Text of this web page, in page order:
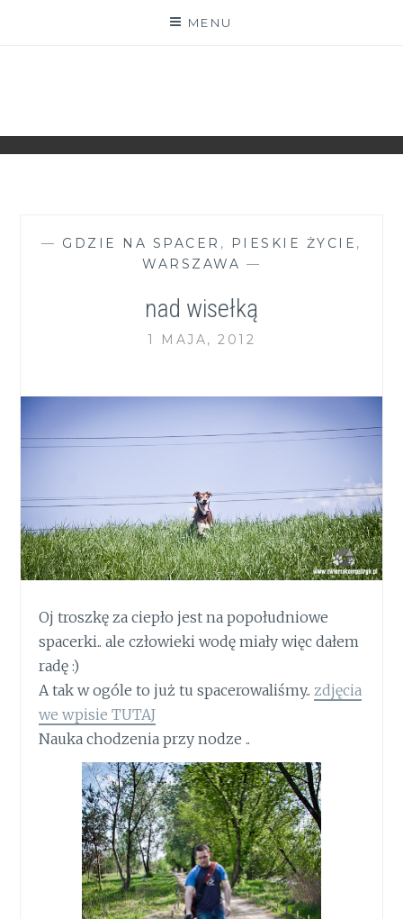
MENU
— GDZIE NA SPACER , PIESKIE ŻYCIE ,
WARSZAWA —
nad wisełką
1 MAJA, 2012
Oj troszkę za ciepło jest na popołudniowe
spacerki.. ale człowieki wodę miały więc dałem
radę :)
A tak w ogóle to już tu spacerowaliśmy.. zdjęcia
we wpisie TUTAJ
Nauka chodzenia przy nodze ..